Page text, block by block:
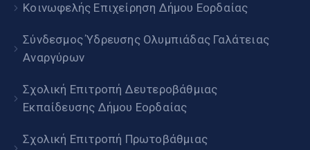
Κοινωφελής Επιχείρηση Δήμου Εορδαίας
Σύνδεσμος Ύδρευσης Ολυμπιάδας Γαλάτειας
Αναργύρων
Σχολική Επιτροπή Δευτεροβάθμιας
Εκπαίδευσης Δήμου Εορδαίας
Σχολική Επιτροπή Πρωτοβάθμιας